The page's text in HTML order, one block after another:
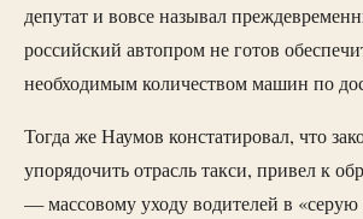
депутат и вовсе называл
российский автопром не готов
необходимым количеством машин по
Тогда же Наумов констатировал, что
упорядочить отрасль такси, привел к
— массовому уходу водителей в «серую